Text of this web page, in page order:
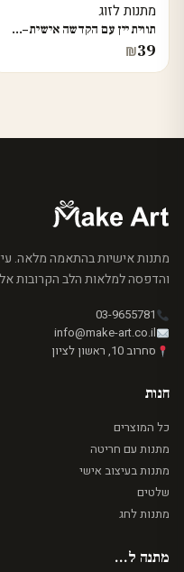
מתנות לזוג
תווית יין עם הקדשה אישית –…
₪39
מתנות אישיות בהתאמה מלאה.
והדפסה למלאות הלב הקרובות
03-9655781
info@make-art.co.il
סחרוב 10, ראשון לציון
חנות
כל המוצרים
מתנות עם חריטה
מתנות בעיצוב אישי
שלטים
מתנות לחג
מתנה ל...